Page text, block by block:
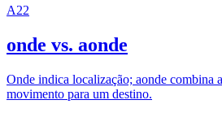
A22
onde vs. aonde
Onde indica localização; aonde combina
movimento para um destino.